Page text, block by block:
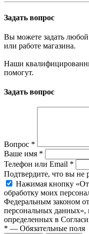
Задать вопрос
Вы можете задать
или работе магазина.
Наши
помогут.
Задать вопрос
Вопрос *
Ваше имя *
Телефон или Email *
Подтвердите, что вы не
Нажимая кнопку
обработку моих
Федеральным законом
персональных данных»,
определенных в
* — Обязательные поля